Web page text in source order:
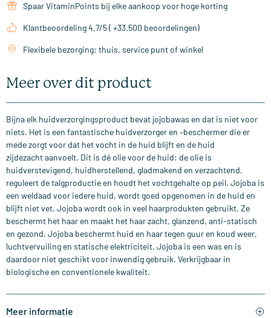
Spaar VitaminPoints bij elke aankoop voor hoge korting
Klantbeoordeling 4,7/5 ( +33.500 beoordelingen)
Flexibele bezorging: thuis, service punt of winkel
Meer over dit product
Bijna elk huidverzorgingsproduct bevat jojobawas en dat is niet voor
niets. Het is een fantastische huidverzorger en –beschermer die er
mede zorgt voor dat het vocht in de huid blijft en de huid
zijdezacht aanvoelt. Dit is dé olie voor de huid: de olie is
huidverstevigend, huidherstellend, gladmakend en verzachtend,
reguleert de talgproductie en houdt het vochtgehalte op peil. Jojoba is
een weldaad voor iedere huid, wordt goed opgenomen in de huid en
blijft niet vet. Jojoba wordt ook in veel haarprodukten gebruikt. Ze
beschermt het haar en maakt het haar zacht, glanzend, anti-statisch
en gezond. Jojoba beschermt huid en haar tegen guur en koud weer,
luchtvervuiling en statische elektriciteit. Jojoba is een was en is
daardoor niet geschikt voor inwendig gebruik. Verkrijgbaar in
biologische en conventionele kwaliteit.
Meer informatie